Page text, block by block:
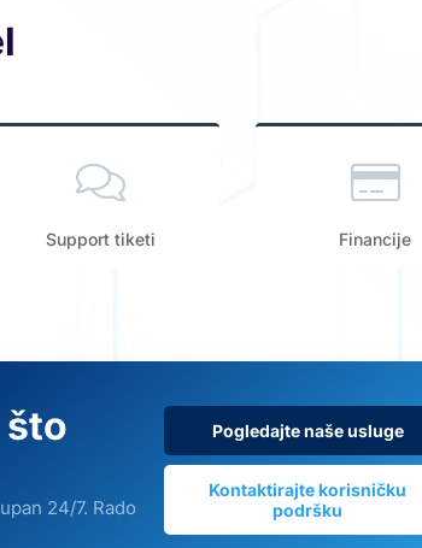
Support tiketi Financije
što
24/7. Rado
Pogledajte naše usluge
Kontaktirajte korisničku
podršku